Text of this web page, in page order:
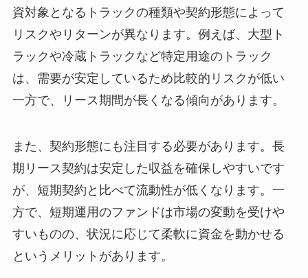
資対象となるトラックの種類や契約形態によって
リスクやリターンが異なります。例えば、大型ト
ラックや冷蔵トラックなど特定用途のトラック
は、需要が安定しているため比較的リスクが低い
一方で、リース期間が長くなる傾向があります。
また、契約形態にも注目する必要があります。長
期リース契約は安定した収益を確保しやすいです
が、短期契約と比べて流動性が低くなります。一
方で、短期運用のファンドは市場の変動を受けや
すいものの、状況に応じて柔軟に資金を動かせる
というメリットがあります。